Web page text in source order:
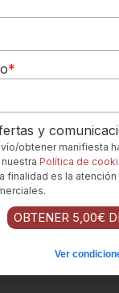
*
y
obtener manifiesta
Política de
finalidad es la
OBTENER 5,00€
Ver